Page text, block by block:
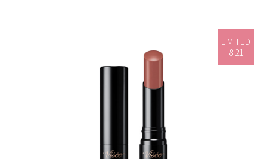
LIMITED
8.21